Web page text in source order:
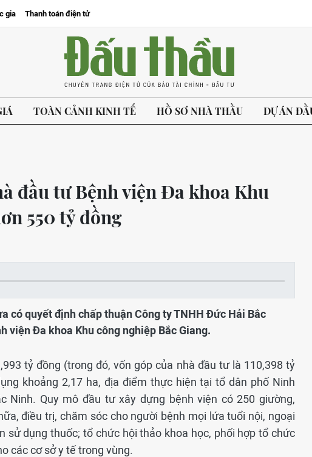
gia Thanh toán điện tử
TOÀN CẢNH KINH TẾ HỒ SƠ NHÀ THẦU DỰ ÁN
đầu tư Bệnh viện Đa khoa Khu
550 tỷ đồng
có quyết định chấp thuận Công ty TNHH Đức Hải Bắc
viện Đa khoa Khu công nghiệp Bắc Giang.
tỷ đồng (trong đó, vốn góp của nhà đầu tư là 110,398 tỷ
khoảng 2,17 ha, địa điểm thực hiện tại tổ dân phố Ninh
Ninh. Quy mô đầu tư xây dựng bệnh viện có 250 giường,
điều trị, chăm sóc cho người bệnh mọi lứa tuổi nội, ngoại
sử dụng thuốc; tổ chức hội thảo khoa học, phối hợp tổ chức
các cơ sở y tế trong vùng.